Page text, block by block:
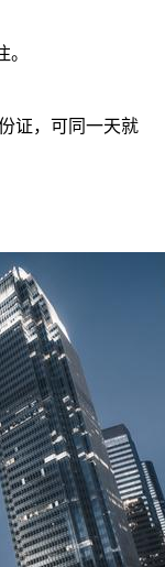
证，可同一天就